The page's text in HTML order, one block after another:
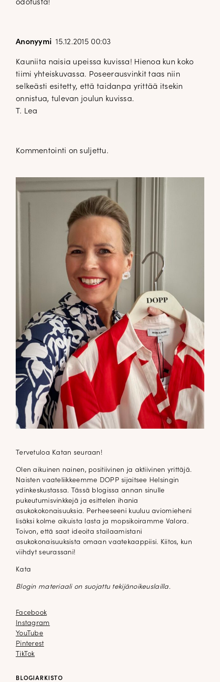
odotusta!
Anonyymi 15.12.2015 00:03
Kauniita naisia upeissa kuvissa! Hienoa kun koko
tiimi yhteiskuvassa. Poseerausvinkit taas niin
selkeästi esitetty, että taidanpa yrittää itsekin
onnistua, tulevan joulun kuvissa.
T. Lea
Kommentointi on suljettu.
Tervetuloa Katan seuraan!
Olen aikuinen nainen, positiivinen ja aktiivinen yrittäjä.
Naisten vaateliikkeemme DOPP sijaitsee Helsingin
ydinkeskustassa. Tässä blogissa annan sinulle
pukeutumisvinkkejä ja esittelen ihania
asukokokonaisuuksia. Perheeseeni kuuluu aviomieheni
lisäksi kolme aikuista lasta ja mopsikoiramme Valora.
Toivon, että saat ideoita stailaamistani
asukokonaisuuksista omaan vaatekaappiisi. Kiitos, kun
viihdyt seurassani!
Kata
Blogin materiaali on suojattu tekijänoikeuslailla.
Facebook
Facebook
Instagram
Instagram
YouTube
YouTube
Pinterest
Pinterest
TikTok
TikTok
BLOGIARKISTO